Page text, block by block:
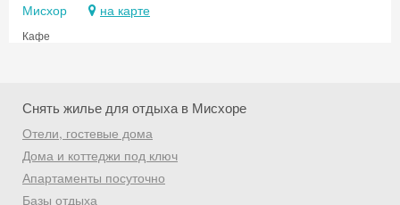
Мисхор на карте
Кафе
Снять жилье для отдыха в Мисхоре
Отели, гостевые дома
Дома и коттеджи под ключ
Апартаменты посуточно
Базы отдыха